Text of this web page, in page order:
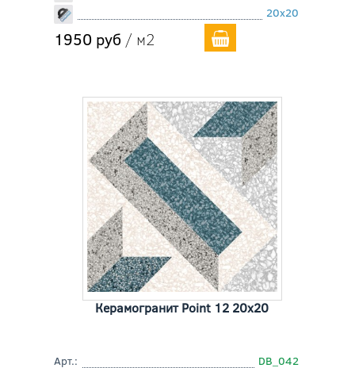
20x20
1950 руб / м2
Керамогранит Point 12 20x20
Арт.:
DB_042